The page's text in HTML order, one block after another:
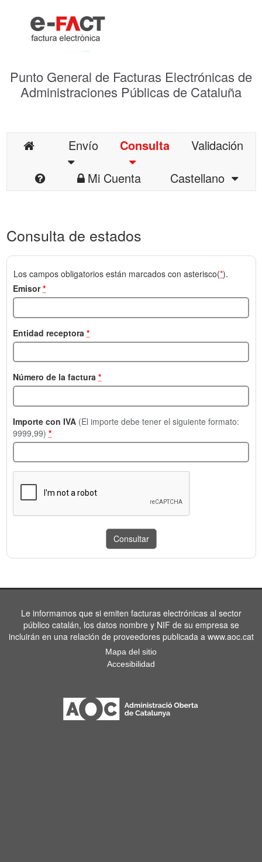
Punto General de Facturas Electrónicas de
Administraciones Públicas de Cataluña
Envío Consulta
Validación
Mi Cuenta
Castellano
Consulta de estados
Los campos obligatorios están marcados con asterisco(*).
Emisor*
Entidad receptora *
Número de la factura *
Importe con IVA (El importe debe tener el siguiente formato:
9999,99) *
Le informamos que si emiten facturas electrónicas al sector
público catalán, los datos nombre y NIF de su empresa se
incluirán en una relación de proveedores publicada a www.aoc.cat
Mapa del sitio
Accesibilidad